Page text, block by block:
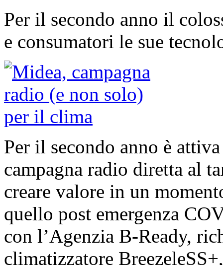
Per il secondo anno il
e consumatori le sue
Per il secondo anno è
campagna radio diretta al
creare valore in un
quello post emergenza
con l’Agenzia B-Ready,
climatizzatore